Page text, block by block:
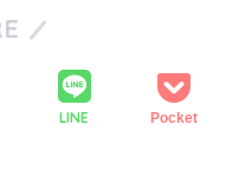
LINE Pocket